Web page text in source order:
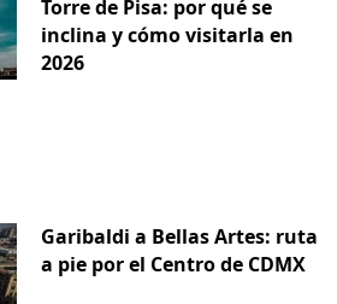
Torre de Pisa: por qué se
inclina y cómo visitarla en
2026
Garibaldi a Bellas Artes: ruta
a pie por el Centro de CDMX